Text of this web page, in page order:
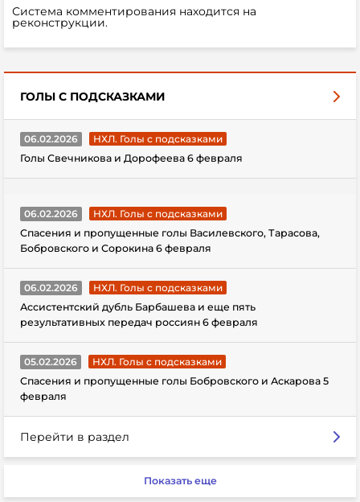
Система комментирования находится на
реконструкции.
ГОЛЫ С ПОДСКАЗКАМИ
06.02.2026
НХЛ. Голы с подсказками
Голы Свечникова и Дорофеева 6 февраля
06.02.2026
НХЛ. Голы с подсказками
Спасения и пропущенные голы Василевского, Тарасова,
Бобровского и Сорокина 6 февраля
06.02.2026
НХЛ. Голы с подсказками
Ассистентский дубль Барбашева и еще пять
результативных передач россиян 6 февраля
05.02.2026
НХЛ. Голы с подсказками
Спасения и пропущенные голы Бобровского и Аскарова 5
февраля
Перейти в раздел
Показать еще